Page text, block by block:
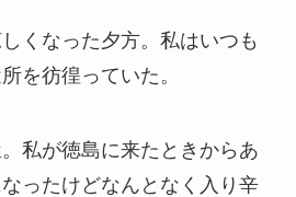
くなった夕方。私はいつも
を彷徨っていた。
私が徳島に来たときからあ
ったけどなんとなく入り辛